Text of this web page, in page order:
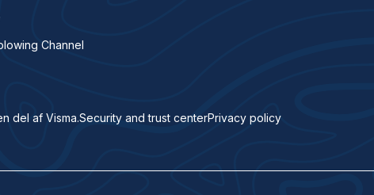
Channel
del af Visma.Security and trust centerPrivacy policy